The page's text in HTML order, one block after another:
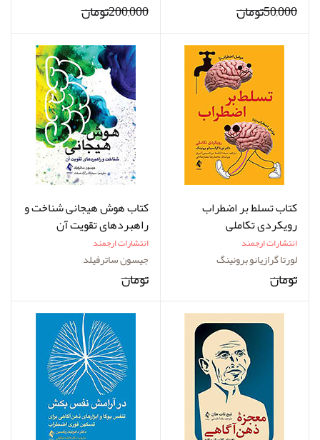
50,000تومان 200,000تومان
کتاب تسلط بر اضطراب
رویکردی تکاملی
انتشارات ارجمند
لورتا گرازیانو برونینگ
تومان
کتاب هوش هیجانی شناخت و
راهبردهای تقویت آن
انتشارات ارجمند
جیسون ساترفیلد
تومان